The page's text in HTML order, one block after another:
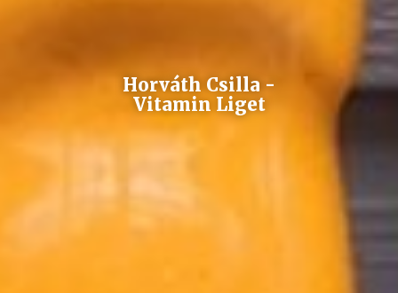
Horváth Csilla -
Vitamin Liget